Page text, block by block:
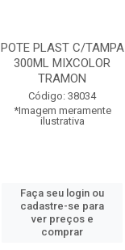
POTE PLAST C/TAMPA
300ML MIXCOLOR
TRAMON
Código: 38034
*Imagem meramente
ilustrativa
Faça seu login ou
cadastre-se para
ver preços e
comprar